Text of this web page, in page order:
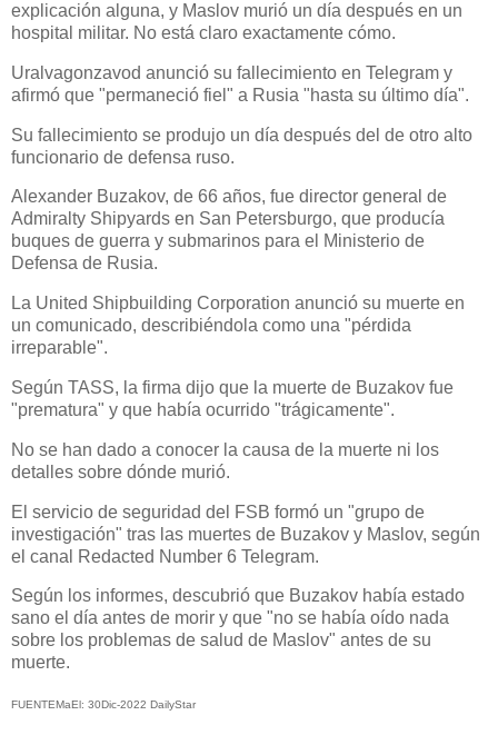
explicación alguna, y Maslov murió un día después en un
hospital militar. No está claro exactamente cómo.
Uralvagonzavod anunció su fallecimiento en Telegram y
afirmó que "permaneció fiel" a Rusia "hasta su último día".
Su fallecimiento se produjo un día después del de otro alto
funcionario de defensa ruso.
Alexander Buzakov, de 66 años, fue director general de
Admiralty Shipyards en San Petersburgo, que producía
buques de guerra y submarinos para el Ministerio de
Defensa de Rusia.
La United Shipbuilding Corporation anunció su muerte en
un comunicado, describiéndola como una "pérdida
irreparable".
Según TASS, la firma dijo que la muerte de Buzakov fue
"prematura" y que había ocurrido "trágicamente".
No se han dado a conocer la causa de la muerte ni los
detalles sobre dónde murió.
El servicio de seguridad del FSB formó un "grupo de
investigación" tras las muertes de Buzakov y Maslov, según
el canal Redacted Number 6 Telegram.
Según los informes, descubrió que Buzakov había estado
sano el día antes de morir y que "no se había oído nada
sobre los problemas de salud de Maslov" antes de su
muerte.
FUENTEMaEl: 30Dic-2022 DailyStar